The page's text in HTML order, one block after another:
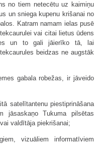
no tiem netecētu uz kaimiņu
un sniega kupenu krišanai no
Katram namam ielas pusē
vai citai lietus ūdens
un to gali jāierīko tā, lai
beidzas ne augstāk
gabala robežas, ir jāveido
satelītantenu piestiprināšana
jāsaskaņo Tukuma pilsētas
valdītāja piekrišanai;
vizuāliem informatīviem